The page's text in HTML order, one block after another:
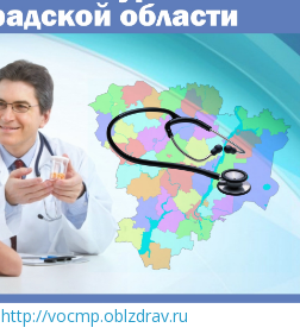
http://vocmp.oblzdrav.ru